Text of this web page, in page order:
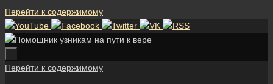
Перейти к содержимому
Перейти к содержимому